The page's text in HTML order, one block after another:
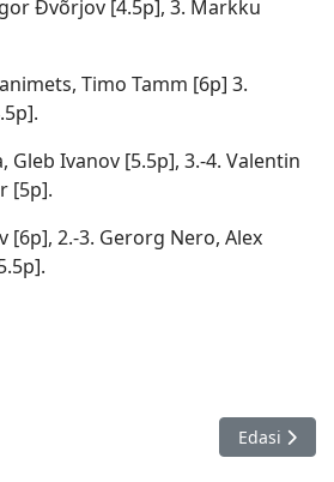
Ðvõrjov [4.5p], 3. Markku
Timo Tamm [6p] 3.
Gleb Ivanov [5.5p], 3.-4. Valentin
[5p].
[6p], 2.-3. Gerorg Nero, Alex
mälestusturniir, Tartu 18.07.
Järgmine
Edasi